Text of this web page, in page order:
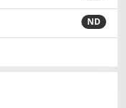
ND